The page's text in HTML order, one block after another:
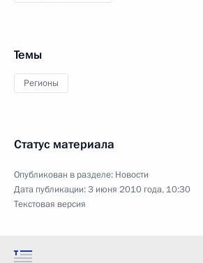
Темы
Регионы
Статус материала
Опубликован в разделе: Новости
Дата публикации:3 июня 2010 года, 10:30
Текстовая версия